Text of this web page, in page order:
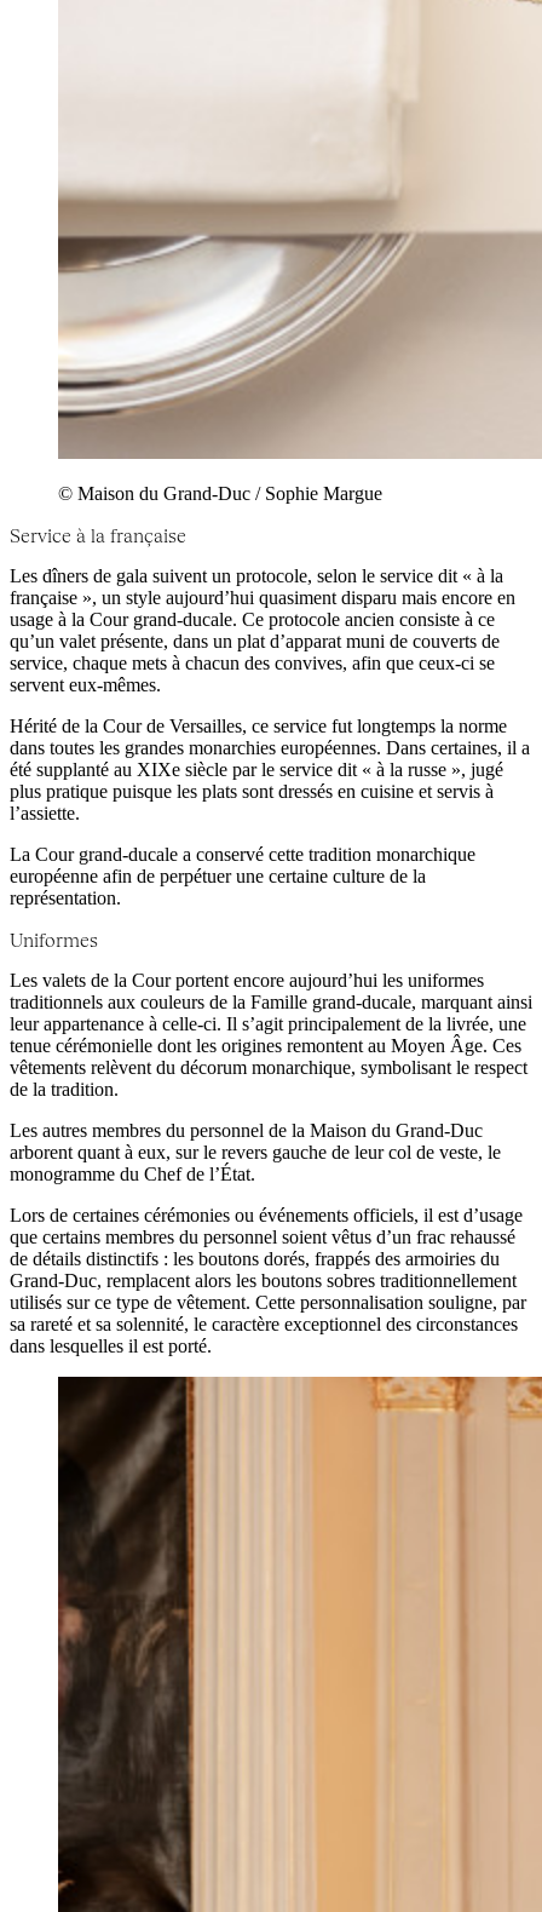
© Maison du Grand-Duc / Sophie Margue
Service à la française
Les dîners de gala suivent un protocole, selon le service dit « à la
française », un style aujourd’hui quasiment disparu mais encore en
usage à la Cour grand-ducale. Ce protocole ancien consiste à ce
qu’un valet présente, dans un plat d’apparat muni de couverts de
service, chaque mets à chacun des convives, afin que ceux-ci se
servent eux-mêmes.
Hérité de la Cour de Versailles, ce service fut longtemps la norme
dans toutes les grandes monarchies européennes. Dans certaines, il a
été supplanté au XIXe siècle par le service dit « à la russe », jugé
plus pratique puisque les plats sont dressés en cuisine et servis à
l’assiette.
La Cour grand-ducale a conservé cette tradition monarchique
européenne afin de perpétuer une certaine culture de la
représentation.
Uniformes
Les valets de la Cour portent encore aujourd’hui les uniformes
traditionnels aux couleurs de la Famille grand-ducale, marquant ainsi
leur appartenance à celle-ci. Il s’agit principalement de la livrée, une
tenue cérémonielle dont les origines remontent au Moyen Âge. Ces
vêtements relèvent du décorum monarchique, symbolisant le respect
de la tradition.
Les autres membres du personnel de la Maison du Grand-Duc
arborent quant à eux, sur le revers gauche de leur col de veste, le
monogramme du Chef de l’État.
Lors de certaines cérémonies ou événements officiels, il est d’usage
que certains membres du personnel soient vêtus d’un frac rehaussé
de détails distinctifs : les boutons dorés, frappés des armoiries du
Grand-Duc, remplacent alors les boutons sobres traditionnellement
utilisés sur ce type de vêtement. Cette personnalisation souligne, par
sa rareté et sa solennité, le caractère exceptionnel des circonstances
dans lesquelles il est porté.